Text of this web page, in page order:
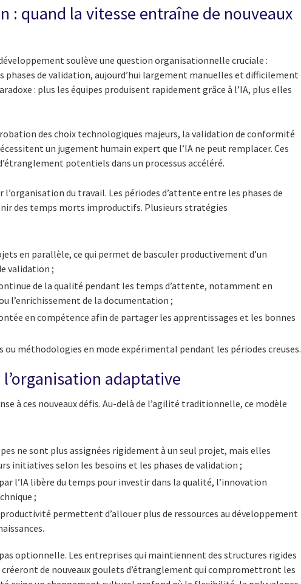
: quand la vitesse entraîne de nouveaux
soulève une question organisationnelle cruciale :
phases de validation, aujourd’hui largement manuelles et difficilement
: plus les équipes produisent rapidement grâce à l’IA, plus elles
des choix technologiques majeurs, la validation de conformité
un jugement humain expert que l’IA ne peut remplacer. Ces
potentiels dans un processus accéléré.
du travail. Les périodes d’attente entre les phases de
des temps morts improductifs. Plusieurs stratégies
en parallèle, ce qui permet de basculer productivement d’un
validation ;
de la qualité pendant les temps d’attente, notamment en
l’enrichissement de la documentation ;
en compétence afin de partager les apprentissages et les bonnes
méthodologies en mode expérimental pendant les périodes creuses.
adaptative
à ces nouveaux défis. Au-delà de l’agilité traditionnelle, ce modèle
ne sont plus assignées rigidement à un seul projet, mais elles
initiatives selon les besoins et les phases de validation ;
l’IA libère du temps pour investir dans la qualité, l’innovation
;
productivité permettent d’allouer plus de ressources au développement
optionnelle. Les entreprises qui maintiennent des structures rigides
créeront de nouveaux goulets d’étranglement qui compromettront les